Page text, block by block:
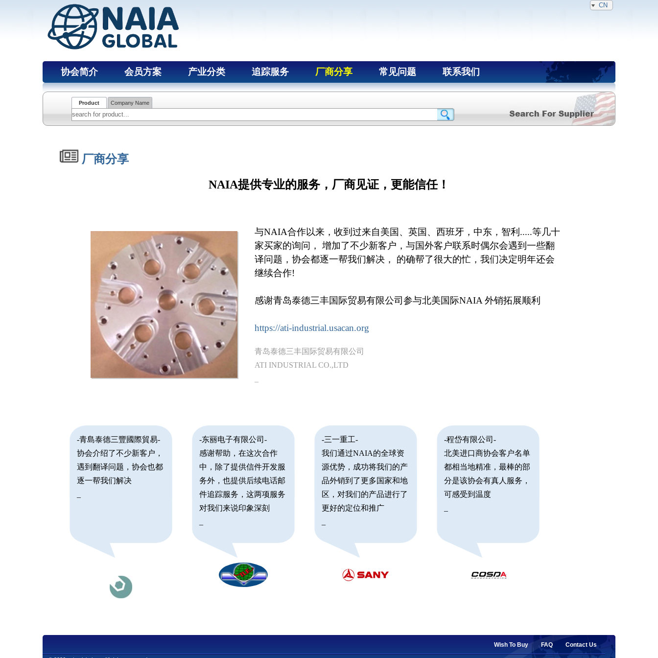
CN
协会简介 会员方案 产业分类 追踪服务 厂商分享 常见问题 联系我们
Product Company Name
厂商分享
NAIA提供专业的服务，厂商见证，更能信任！
与NAIA合作以来，收到过来自美国、英国、西班牙，中东，智利.....等几十
家买家的询问， 增加了不少新客户，与国外客户联系时偶尔会遇到一些翻
译问题，协会都逐一帮我们解决， 的确帮了很大的忙，我们决定明年还会
继续合作!
感谢青岛泰德三丰国际贸易有限公司参与北美国际NAIA 外销拓展顺利
https://ati-industrial.usacan.org
青岛泰德三丰国际贸易有限公司
ATI INDUSTRIAL CO.,LTD
-青島泰德三豐國際貿易-
协会介绍了不少新客户，
遇到翻译问题，协会也都
逐一帮我们解决
-东丽电子有限公司-
感谢帮助，在这次合作
中，除了提供信件开发服
务外，也提供后续电话邮
件追踪服务，这两项服务
对我们来说印象深刻
-三一重工-
我们通过NAIA的全球资
源优势，成功将我们的产
品外销到了更多国家和地
区，对我们的产品进行了
更好的定位和推广
-程岱有限公司-
北美进口商协会客户名单
都相当地精准，最棒的部
分是该协会有真人服务，
可感受到温度
Wish To Buy FAQ Contact Us